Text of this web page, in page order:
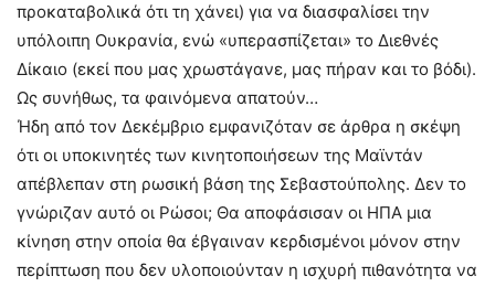
προκαταβολικά ότι τη χάνει) για να διασφαλίσει την
υπόλοιπη Ουκρανία, ενώ «υπερασπίζεται» το Διεθνές
Δίκαιο (εκεί που μας χρωστάγανε, μας πήραν και το βόδι).
Ως συνήθως, τα φαινόμενα απατούν…
Ήδη από τον Δεκέμβριο εμφανιζόταν σε άρθρα η σκέψη
ότι οι υποκινητές των κινητοποιήσεων της Μαϊντάν
απέβλεπαν στη ρωσική βάση της Σεβαστούπολης. Δεν το
γνώριζαν αυτό οι Ρώσοι; Θα αποφάσισαν οι ΗΠΑ μια
κίνηση στην οποία θα έβγαιναν κερδισμένοι μόνον στην
περίπτωση που δεν υλοποιούνταν η ισχυρή πιθανότητα να